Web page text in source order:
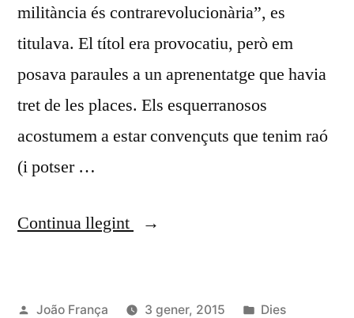
militància és contrarevolucionària”, es
titulava. El títol era provocatiu, però em
posava paraules a un aprenentatge que havia
tret de les places. Els esquerranosos
acostumem a estar convençuts que tenim raó
(i potser …
Continua llegint
«Adamisme
Publicat
João França 3 gener, 2015
Publicat
Dies